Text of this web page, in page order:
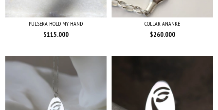
PULSERA HOLD MY HAND
$115.000
COLLAR ANANKÉ
$260.000